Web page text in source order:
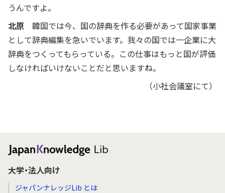
うんですよ。
北原 韓国では今、国の辞典を作る必要があって国家事業
として辞典編集を急いでいます。我々の国では一企業に大
辞典をつくってもらっている。この仕事はもっと国が評価
しなければいけないことだと思いますね。
（小社会議室にて）
大学・法人向け
ジャパンナレッジLib とは